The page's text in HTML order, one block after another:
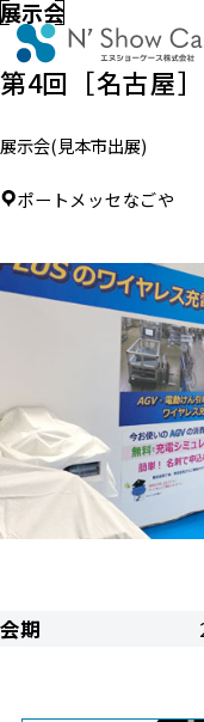
展示会
第4回［名古屋
展示会(見本市出展)
ポートメッセなごや
会期